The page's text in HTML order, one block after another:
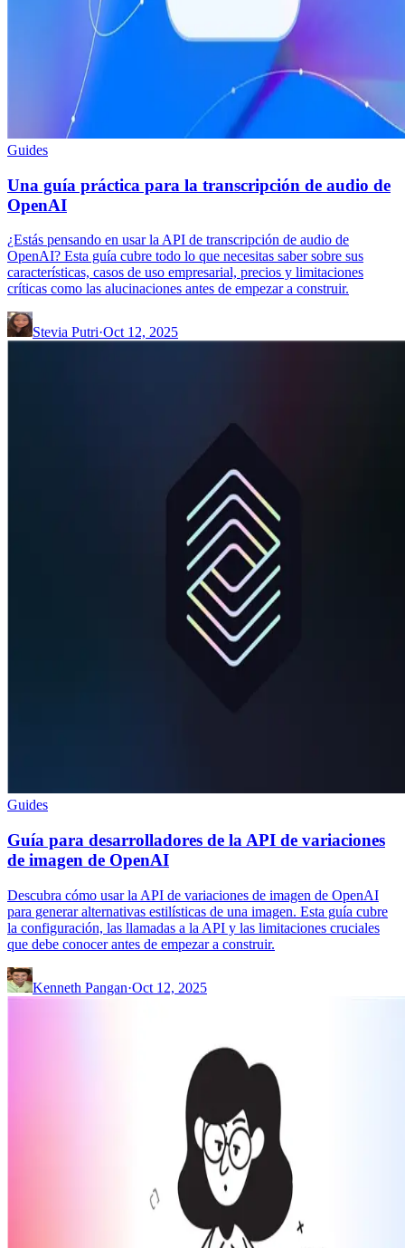
Guides
Una guía práctica para la transcripción de audio de
OpenAI
¿Estás pensando en usar la API de transcripción de audio de
OpenAI? Esta guía cubre todo lo que necesitas saber sobre sus
características, casos de uso empresarial, precios y limitaciones
críticas como las alucinaciones antes de empezar a construir.
Stevia Putri·Oct 12, 2025
Guides
Guía para desarrolladores de la API de variaciones
de imagen de OpenAI
Descubra cómo usar la API de variaciones de imagen de OpenAI
para generar alternativas estilísticas de una imagen. Esta guía cubre
la configuración, las llamadas a la API y las limitaciones cruciales
que debe conocer antes de empezar a construir.
Kenneth Pangan·Oct 12, 2025